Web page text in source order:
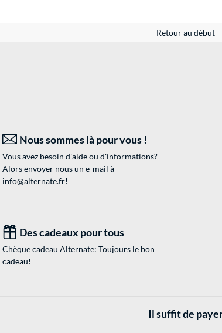
Retour au début
Nous sommes là pour vous !
Vous avez besoin d'aide ou d'informations?
Alors envoyer nous un e-mail à
info@alternate.fr!
Des cadeaux pour tous
Chèque cadeau Alternate: Toujours le bon
cadeau!
Il suffit de